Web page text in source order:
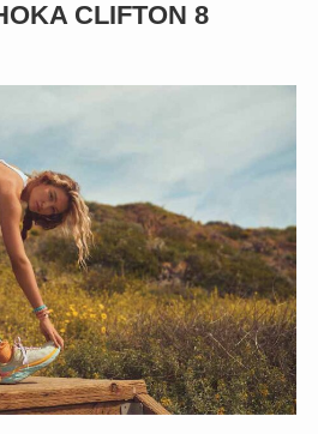
CLIFTON 8